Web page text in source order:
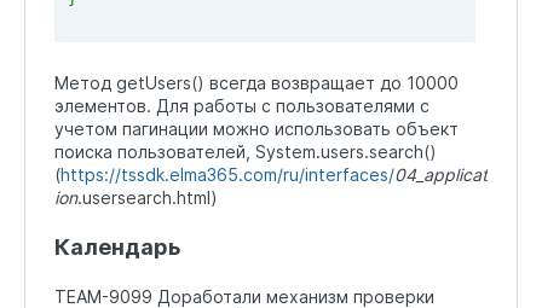
Метод getUsers() всегда возвращает до 10000
элементов. Для работы с пользователями с
учетом пагинации можно использовать объект
поиска пользователей, System.users.search()
(https://tssdk.elma365.com/ru/interfaces/04_applicat
ion.usersearch.html)
Календарь
TEAM-9099 Доработали механизм проверки